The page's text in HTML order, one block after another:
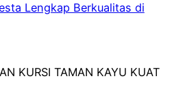
Lengkap Berkualitas di
KURSI TAMAN KAYU KUAT